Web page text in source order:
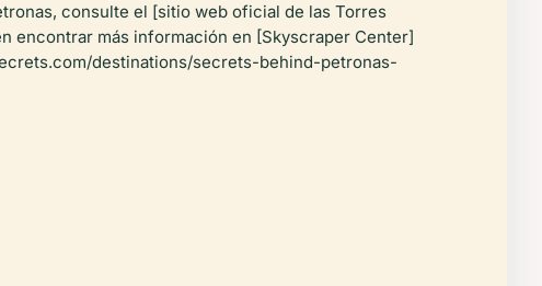
consulte el [sitio web oficial de las Torres
encontrar más información en [Skyscraper Center]
destinations/secrets-behind-petronas-